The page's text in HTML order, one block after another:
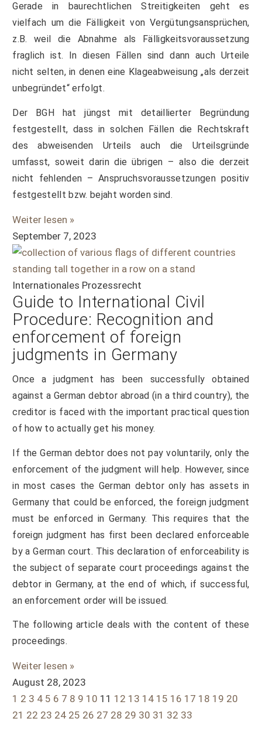
Gerade in baurechtlichen Streitigkeiten geht es
vielfach um die Fälligkeit von Vergütungsansprüchen,
z.B. weil die Abnahme als Fälligkeitsvoraussetzung
fraglich ist. In diesen Fällen sind dann auch Urteile
nicht selten, in denen eine Klageabweisung „als derzeit
unbegründet“ erfolgt.
Der BGH hat jüngst mit detaillierter Begründung
festgestellt, dass in solchen Fällen die Rechtskraft
des abweisenden Urteils auch die Urteilsgründe
umfasst, soweit darin die übrigen – also die derzeit
nicht fehlenden – Anspruchsvoraussetzungen positiv
festgestellt bzw. bejaht worden sind.
Weiter lesen »
September 7, 2023
Internationales Prozessrecht
Guide to International Civil
Procedure: Recognition and
enforcement of foreign
judgments in Germany
Once a judgment has been successfully obtained
against a German debtor abroad (in a third country), the
creditor is faced with the important practical question
of how to actually get his money.
If the German debtor does not pay voluntarily, only the
enforcement of the judgment will help. However, since
in most cases the German debtor only has assets in
Germany that could be enforced, the foreign judgment
must be enforced in Germany. This requires that the
foreign judgment has first been declared enforceable
by a German court. This declaration of enforceability is
the subject of separate court proceedings against the
debtor in Germany, at the end of which, if successful,
an enforcement order will be issued.
The following article deals with the content of these
proceedings.
Weiter lesen »
August 28, 2023
1 2 3 4 5 6 7 8 9 10 11 12 13 14 15 16 17 18 19 20
21 22 23 24 25 26 27 28 29 30 31 32 33